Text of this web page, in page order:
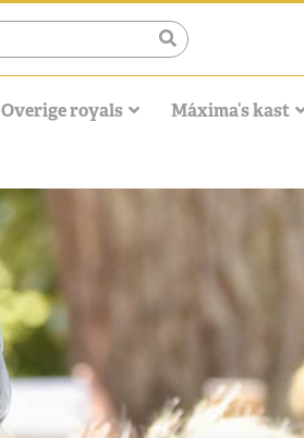
Overige royals Máxima’s kast